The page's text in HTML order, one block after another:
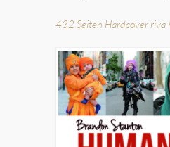
432 Seiten Hardcover